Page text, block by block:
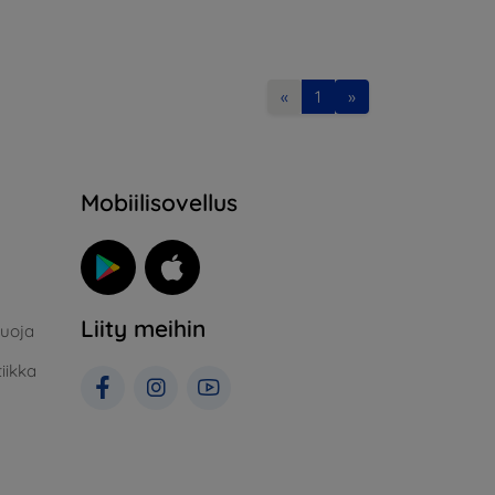
« 1 »
Mobiilisovellus
Liity meihin